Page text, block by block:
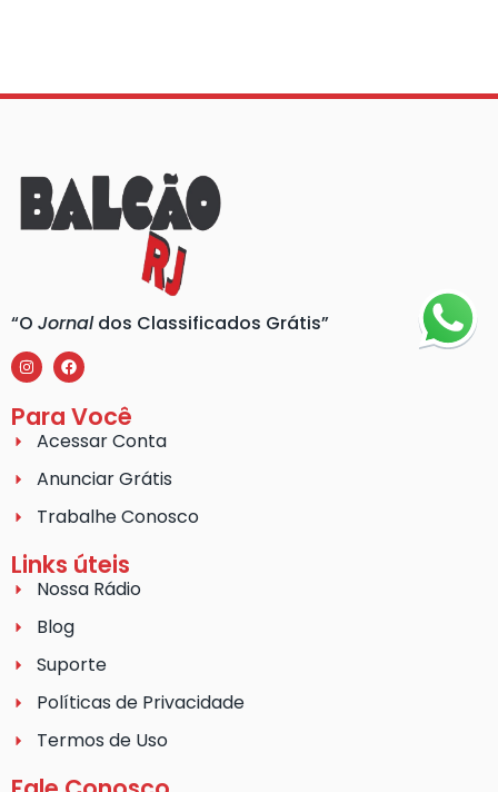
“O Jornaldos Classificados Grátis”
Para Você
Acessar Conta
Anunciar Grátis
Trabalhe Conosco
Links úteis
Nossa Rádio
Blog
Suporte
Políticas de Privacidade
Termos de Uso